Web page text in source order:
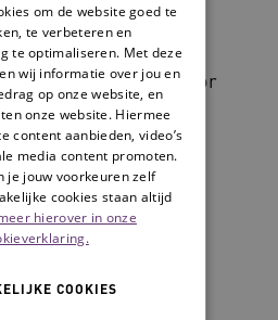
thema’s waarvoor
hebben en
kunnen inzetten bij
gezonder
om de website goed te
te verbeteren en
te optimaliseren. Met deze
wij informatie over jou en
op onze website, en
onze website. Hiermee
content aanbieden, video’s
media content promoten.
je jouw voorkeuren zelf
cookies staan altijd
hierover in onze
COOKIES